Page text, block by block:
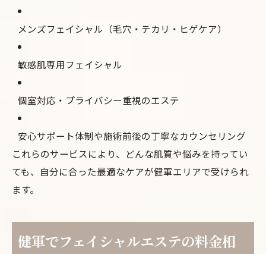
メンズフェイシャル（毛穴・テカリ・ヒゲケア）
敏感肌専用フェイシャル
個室対応・プライバシー重視のエステ
安心サポート体制や施術前後の丁寧なカウンセリング
これらのサービスにより、どんな肌質や悩みを持ってい
ても、自分に合った最適なケアが健軍エリアで受けられ
ます。
健軍でフェイシャルエステの料金相